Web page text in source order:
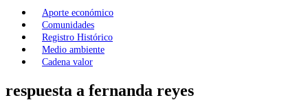
Aporte económico
Comunidades
Registro Histórico
Medio ambiente
Cadena valor
respuesta a fernanda reyes